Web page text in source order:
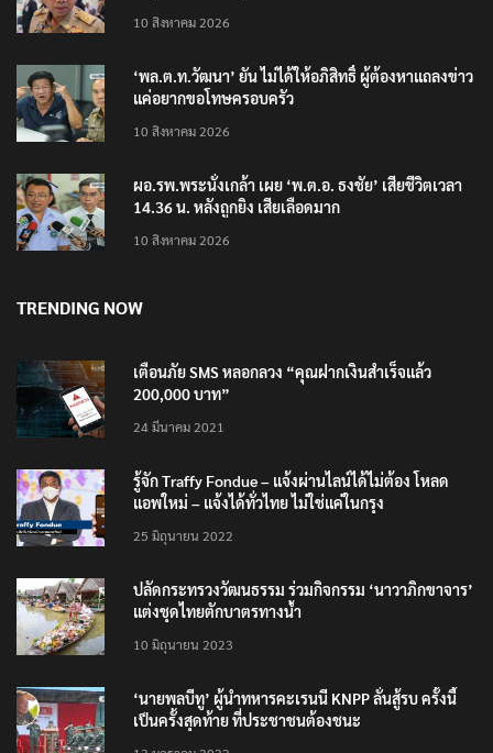
10 สิงหาคม 2026
‘พล.ต.ท.วัฒนา’ ยัน ไม่ได้ให้อภิสิทธิ์ ผู้ต้องหาแถลงข่าว
แค่อยากขอโทษครอบครัว
10 สิงหาคม 2026
ผอ.รพ.พระนั่งเกล้า เผย ‘พ.ต.อ. ธงชัย’ เสียชีวิตเวลา
14.36 น. หลังถูกยิง เสียเลือดมาก
10 สิงหาคม 2026
TRENDING NOW
เตือนภัย SMS หลอกลวง “คุณฝากเงินสำเร็จแล้ว
200,000 บาท”
24 มีนาคม 2021
รู้จัก Traffy Fondue – แจ้งผ่านไลน์ได้ไม่ต้อง โหลด
แอพใหม่ – แจ้งได้ทั่วไทย ไม่ใช่แค่ในกรุง
25 มิถุนายน 2022
ปลัดกระทรวงวัฒนธรรม ร่วมกิจกรรม ‘นาวาภิกขาจาร’
แต่งชุดไทยตักบาตรทางน้ำ
10 มิถุนายน 2023
‘นายพลบีทู’ ผู้นำทหารคะเรนนี KNPP ลั่นสู้รบ ครั้งนี้
เป็นครั้งสุดท้าย ที่ประชาชนต้องชนะ